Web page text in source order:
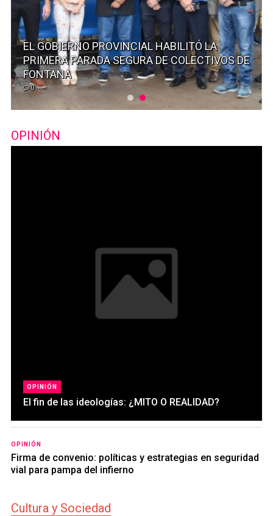
EL GOBIERNO PROVINCIAL HABILITÓ LA
PRIMERA PARADA SEGURA DE COLECTIVOS DE
FONTANA
0
OPINIÓN
OPINIÓN
El fin de las ideologías: ¿­MITO O REALIDAD?
OPINIÓN
Firma de convenio: políticas y estrategias en seguridad
vial para pampa del infierno
Cultura y Sociedad